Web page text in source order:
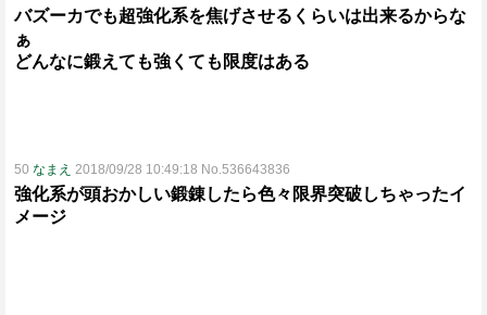
バズーカでも超強化系を焦げさせるくらいは出来るからな
ぁ
どんなに鍛えても強くても限度はある
50 なまえ 2018/09/28 10:49:18 No.536643836
強化系が頭おかしい鍛錬したら色々限界突破しちゃったイ
メージ